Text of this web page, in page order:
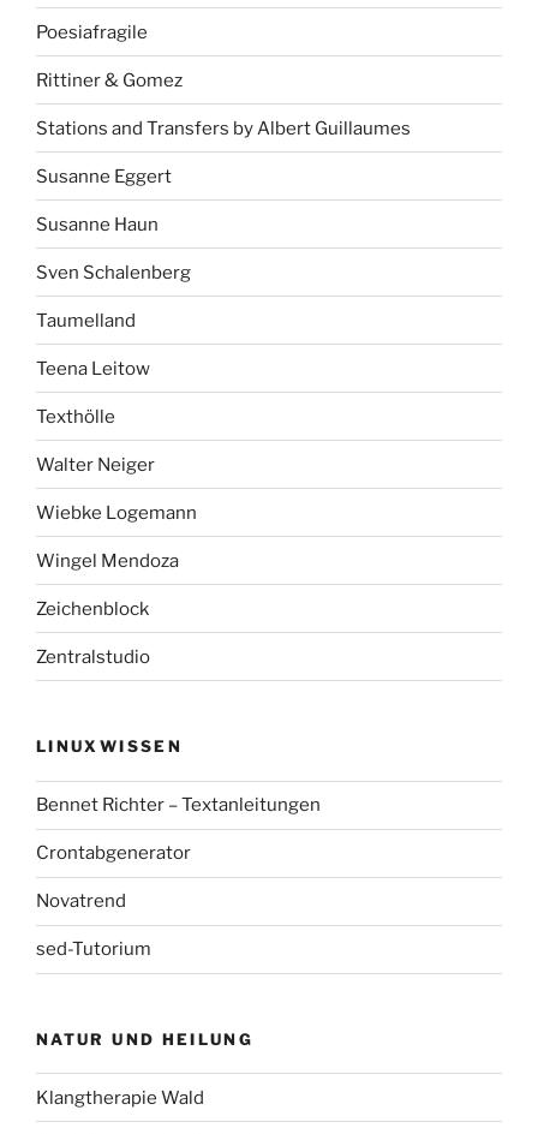
Poesiafragile
Rittiner & Gomez
Stations and Transfers by Albert Guillaumes
Susanne Eggert
Susanne Haun
Sven Schalenberg
Taumelland
Teena Leitow
Texthölle
Walter Neiger
Wiebke Logemann
Wingel Mendoza
Zeichenblock
Zentralstudio
LINUXWISSEN
Bennet Richter – Textanleitungen
Crontabgenerator
Novatrend
sed-Tutorium
NATUR UND HEILUNG
Klangtherapie Wald